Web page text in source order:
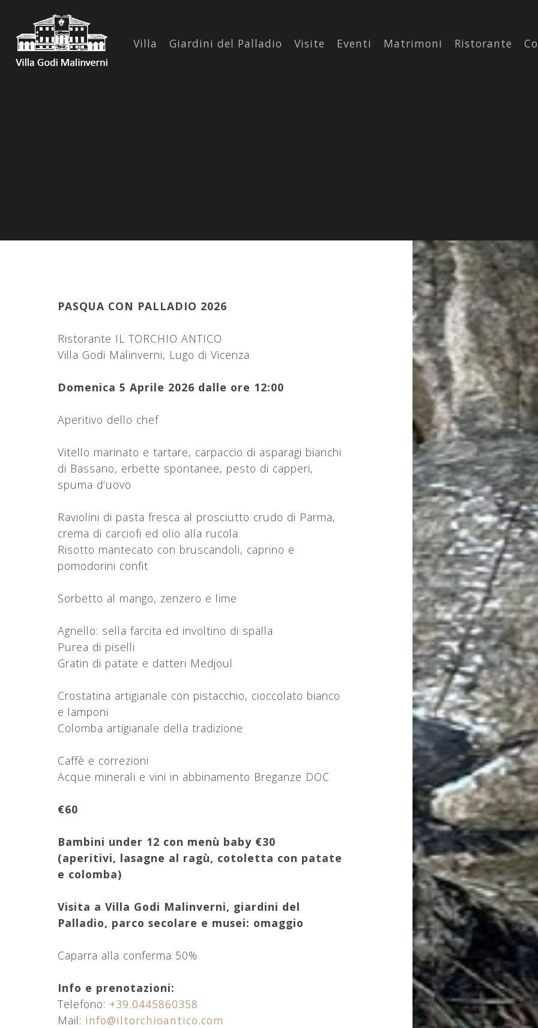
Villa Giardini del Palladio Visite Eventi Matrimoni Ristorante
Pasqua 2026
Villa Godi Malinverni - Lugo di
PASQUA CON PALLADIO 2026
Ristorante IL TORCHIO ANTICO
Villa Godi Malinverni, Lugo di Vicenza
Domenica 5 Aprile 2026 dalle ore 12:00
Aperitivo dello chef
Vitello marinato e tartare, carpaccio di asparagi bianchi
di Bassano, erbette spontanee, pesto di capperi,
spuma d’uovo
Raviolini di pasta fresca al prosciutto crudo di Parma,
crema di carciofi ed olio alla rucola
Risotto mantecato con bruscandoli, caprino e
pomodorini confit
Sorbetto al mango, zenzero e lime
Agnello: sella farcita ed involtino di spalla
Purea di piselli
Gratin di patate e datteri Medjoul
Crostatina artigianale con pistacchio, cioccolato bianco
e lamponi
Colomba artigianale della tradizione
Caffè e correzioni
Acque minerali e vini in abbinamento Breganze DOC
€60
Bambini under 12 con menù baby €30
(aperitivi, lasagne al ragù, cotoletta con patate
e colomba)
Visita a Villa Godi Malinverni, giardini del
Palladio, parco secolare e musei: omaggio
Caparra alla conferma 50%
Info e prenotazioni:
Telefono: +39.0445860358
Mail: info@iltorchioantico.com